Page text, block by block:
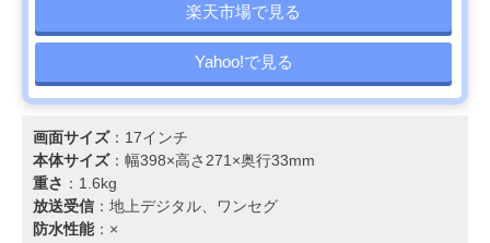
楽天市場で見る
Yahoo!で見る
画面サイズ：17インチ
本体サイズ：幅398×高さ271×奥行33mm
重さ ：1.6kg
放送受信 ：地上デジタル、ワンセグ
防水性能：×